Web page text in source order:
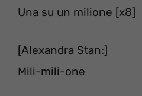
Una su un milione [x8]
[Alexandra Stan:]
Mili-mili-one